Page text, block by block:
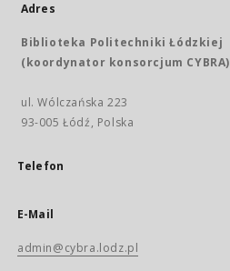
Adres
Biblioteka Politechniki Łódzkiej
(koordynator konsorcjum CYBRA)
ul. Wólczańska 223
93-005 Łódź, Polska
Telefon
E-Mail
admin@cybra.lodz.pl